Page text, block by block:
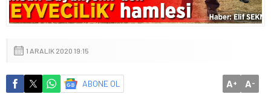
1 ARALIK 2020 19:15
ABONE OL A+ A-